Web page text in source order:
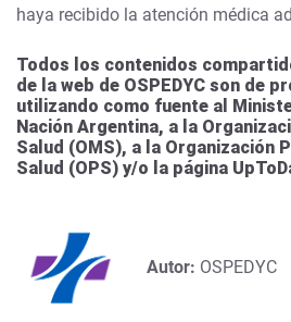
haya recibido la atención médica
Todos los contenidos
de la web de OSPEDYC son de
utilizando como fuente al
Nación Argentina, a la
Salud (OMS), a la Organización
Salud (OPS) y/o la página
Autor: OSPEDYC